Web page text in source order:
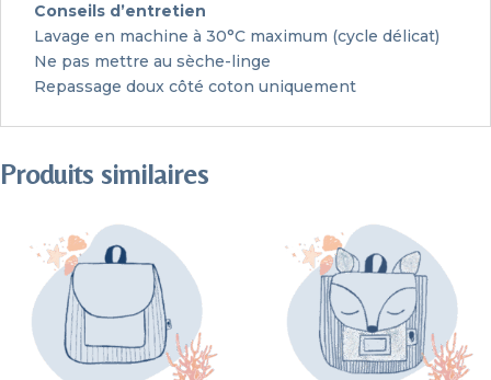
Conseils d’entretien
Lavage en machine à 30°C maximum (cycle délicat)
Ne pas mettre au sèche-linge
Repassage doux côté coton uniquement
Produits similaires